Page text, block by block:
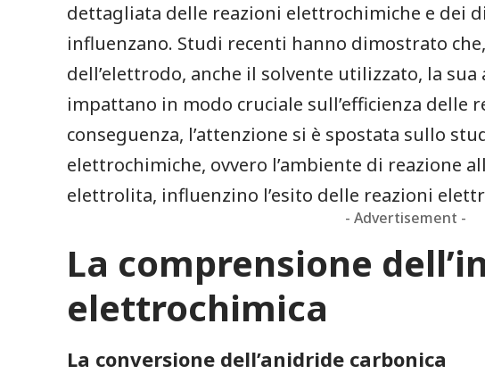
dettagliata delle reazioni​ elettrochimiche⁤ e​ dei
influenzano. Studi recenti hanno dimostrato
dell’elettrodo, anche il solvente utilizzato, la
impattano in⁢ modo cruciale sull’efficienza delle
‍conseguenza, l’attenzione⁢ si è spostata sullo
elettrochimiche, ovvero l’ambiente di reazione
elettrolita, influenzino l’esito delle reazioni
- Advertisement -
La comprensione
elettrochimica
La conversione dell’anidride carbonica